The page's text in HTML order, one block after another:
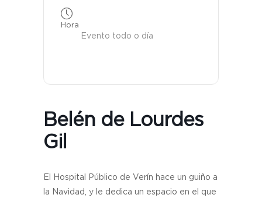
Hora
Evento todo o día
Belén de Lourdes
Gil
El Hospital Público de Verín hace un guiño a
la Navidad, y le dedica un espacio en el que